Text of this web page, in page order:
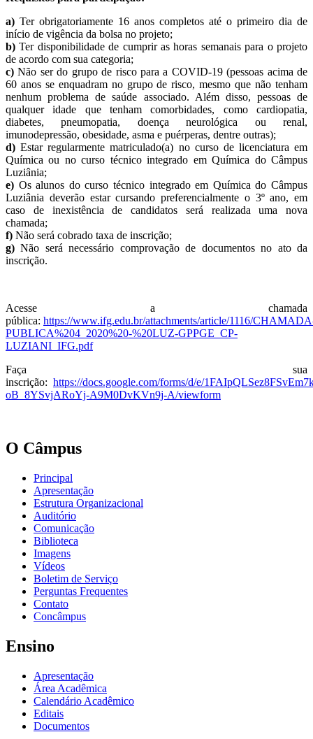
a) Ter obrigatoriamente 16 anos completos até o primeiro dia de
início de vigência da bolsa no projeto;
b) Ter disponibilidade de cumprir as horas semanais para o projeto
de acordo com sua categoria;
c) Não ser do grupo de risco para a COVID-19 (pessoas acima de
60 anos se enquadram no grupo de risco, mesmo que não tenham
nenhum problema de saúde associado. Além disso, pessoas de
qualquer idade que tenham comorbidades, como cardiopatia,
diabetes, pneumopatia, doença neurológica ou renal,
imunodepressão, obesidade, asma e puérperas, dentre outras);
d) Estar regularmente matriculado(a) no curso de licenciatura em
Química ou no curso técnico integrado em Química do Câmpus
Luziânia;
e) Os alunos do curso técnico integrado em Química do Câmpus
Luziânia deverão estar cursando preferencialmente o 3º ano, em
caso de inexistência de candidatos será realizada uma nova
chamada;
f) Não será cobrado taxa de inscrição;
g) Não será necessário comprovação de documentos no ato da
inscrição.
Acesse a chamada
pública: https://www.ifg.edu.br/attachments/article/1116/
PUBLICA%204_2020%20-%20LUZ-GPPGE_CP-
LUZIANI_IFG.pdf
Faça sua
inscrição: https://docs.google.com/forms/d/e/
oB_8YSvjARoYj-A9M0DvKVn9j-A/viewform
O Câmpus
Principal
Apresentação
Estrutura Organizacional
Auditório
Comunicação
Biblioteca
Imagens
Vídeos
Boletim de Serviço
Perguntas Frequentes
Contato
Concâmpus
Ensino
Apresentação
Área Acadêmica
Calendário Acadêmico
Editais
Documentos